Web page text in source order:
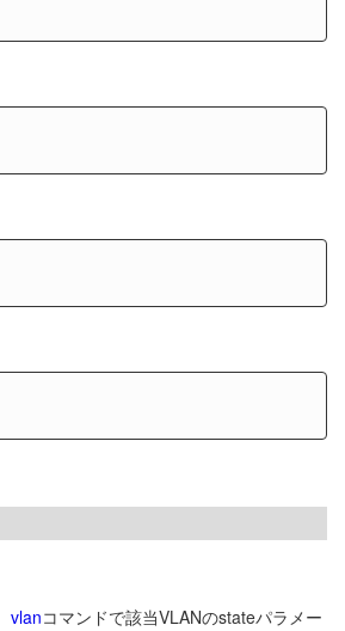
vlanコマンドで該当VLANのstateパラメー